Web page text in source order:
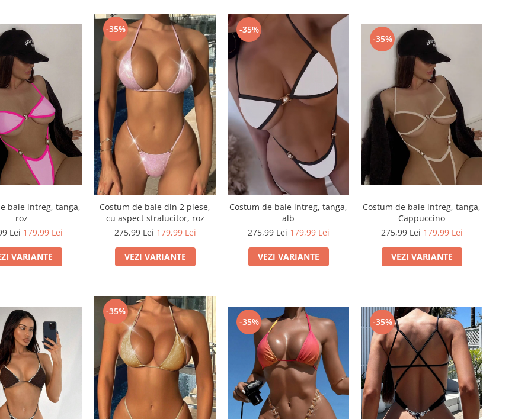
baie intreg, tanga,
roz
Lei179,99 Lei
VARIANTE
-35%
Costum de baie din 2 piese,
cu aspect stralucitor, roz
275,99 Lei179,99 Lei
VEZI VARIANTE
-35%
Costum de baie intreg, tanga,
alb
275,99 Lei179,99 Lei
VEZI VARIANTE
-35%
Costum de baie intreg, tanga,
Cappuccino
275,99 Lei179,99 Lei
VEZI VARIANTE
-35%
-35% -35%